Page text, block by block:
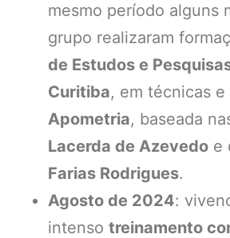
mesmo período alguns
grupo realizaram
de Estudos e
Curitiba, em técnicas
Apometria, baseada
Lacerda de Azevedo e
Farias Rodrigues.
Agosto de 2024:
intenso treinamento